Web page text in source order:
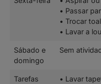
• Passar
• Trocar
• Lavar a
Sábado e
domingo
Sem
Tarefas
• Lavar